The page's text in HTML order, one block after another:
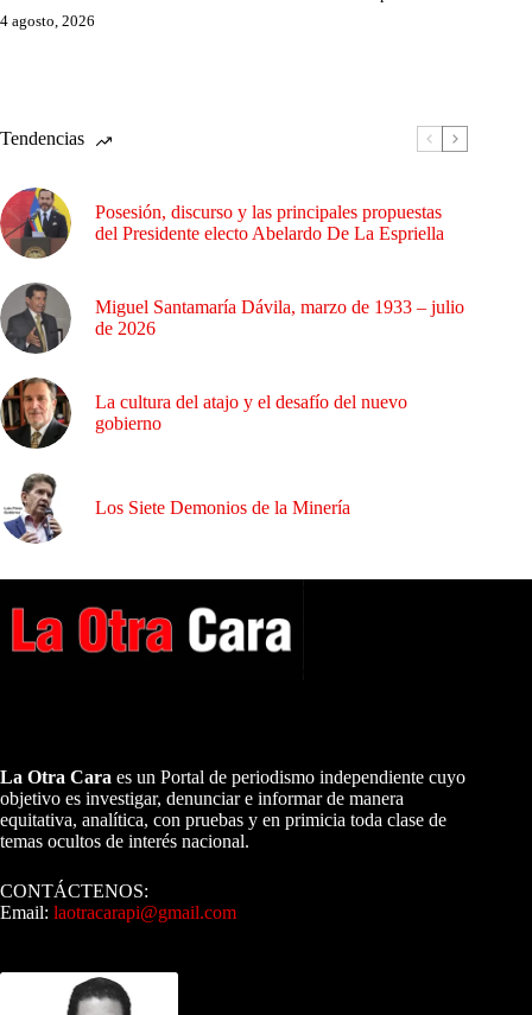
4 agosto, 2026
Tendencias
Posesión, discurso y las principales propuestas
del Presidente electo Abelardo De La Espriella
Miguel Santamaría Dávila, marzo de 1933 – julio
de 2026
La cultura del atajo y el desafío del nuevo
gobierno
Los Siete Demonios de la Minería
La Otra Cara es un Portal de periodismo independiente cuyo
objetivo es investigar, denunciar e informar de manera
equitativa, analítica, con pruebas y en primicia toda clase de
temas ocultos de interés nacional.
CONTÁCTENOS:
Email: laotracarapi@gmail.com